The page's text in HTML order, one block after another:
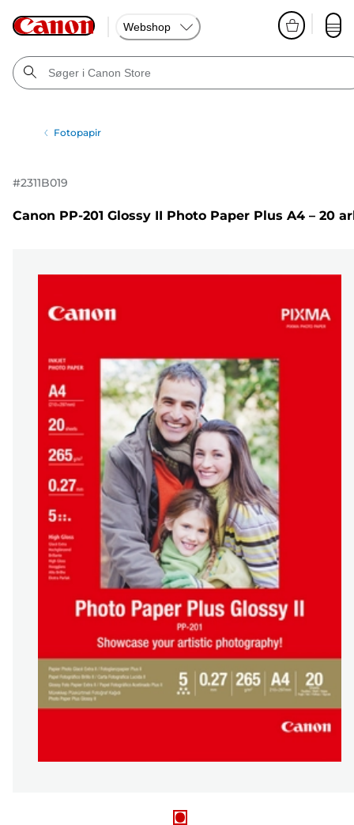
Webshop
Fotopapir
#2311B019
Canon PP-201 Glossy II Photo Paper Plus A4 – 20